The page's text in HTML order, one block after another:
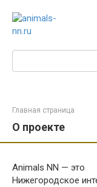
контенту
Поиск:
Главная страница
О проекте
Animals NN — это
Нижегородское